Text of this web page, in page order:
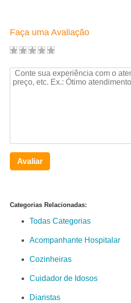
Faça uma Avaliação
Avaliar
Categorias Relacionadas:
Todas Categorias
Acompanhante Hospitalar
Cozinheiras
Cuidador de Idosos
Diaristas